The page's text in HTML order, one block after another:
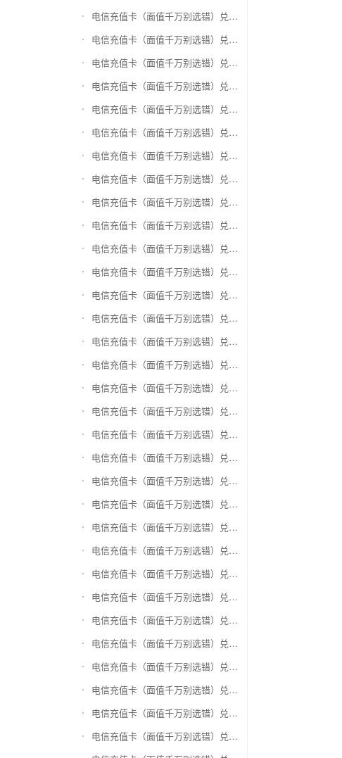
电信充值卡（面值千万别选错）兑换一号店礼品卡
电信充值卡（面值千万别选错）兑换亚马逊（只要实体卡）
电信充值卡（面值千万别选错）兑换中粮我买网礼品卡
电信充值卡（面值千万别选错）兑换当当礼品卡
电信充值卡（面值千万别选错）兑换国美红券
电信充值卡（面值千万别选错）兑换盛付通卡
电信充值卡（面值千万别选错）兑换付费通
电信充值卡（面值千万别选错）兑换得仕通卡
电信充值卡（面值千万别选错）兑换便利通卡
电信充值卡（面值千万别选错）兑换同程旅游卡
电信充值卡（面值千万别选错）兑换万能消费卡
电信充值卡（面值千万别选错）兑换生活杉德卡
电信充值卡（面值千万别选错）兑换世通卡
电信充值卡（面值千万别选错）兑换商盟卡
电信充值卡（面值千万别选错）兑换赢点生活卡
电信充值卡（面值千万别选错）兑换智惠卡
电信充值卡（面值千万别选错）兑换途牛商旅卡
电信充值卡（面值千万别选错）兑换天天一卡通
电信充值卡（面值千万别选错）兑换(易初)卜蜂莲花礼品卡
电信充值卡（面值千万别选错）兑换神州运通超级卡(运通网购卡)
电信充值卡（面值千万别选错）兑换中石油省卡
电信充值卡（面值千万别选错）兑换必胜客
电信充值卡（面值千万别选错）兑换星巴克
电信充值卡（面值千万别选错）兑换哈根达斯电子券
电信充值卡（面值千万别选错）兑换平安1768欢乐豆
电信充值卡（面值千万别选错）兑换金山一卡通
电信充值卡（面值千万别选错）兑换汉购通
电信充值卡（面值千万别选错）兑换肯德基
电信充值卡（面值千万别选错）兑换CoCo
电信充值卡（面值千万别选错）兑换COSTA
电信充值卡（面值千万别选错）兑换滴滴打车
电信充值卡（面值千万别选错）兑换锦江e卡通(锦江一卡通)